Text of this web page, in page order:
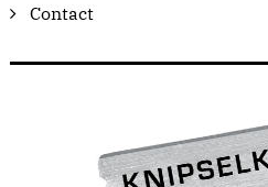
Contact